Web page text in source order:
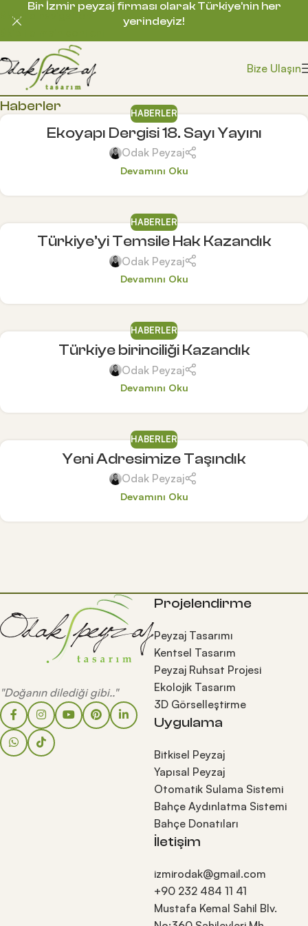
Skip to navigation
Bize Ulaşın
Haberler HABERLER
Ekoyapı Dergisi 18. Sayı Yayını
Odak Peyzaj
Devamını Oku
HABERLER
Türkiye’yi Temsile Hak Kazandık
Odak Peyzaj
Devamını Oku
HABERLER
Türkiye birinciliği Kazandık
Odak Peyzaj
Devamını Oku
HABERLER
Yeni Adresimize Taşındık
Odak Peyzaj
Devamını Oku
"Doğanın dilediği gibi.."
Projelendirme
Peyzaj Tasarımı
Kentsel Tasarım
Peyzaj Ruhsat Projesi
Ekolojik Tasarım
3D Görselleştirme
Uygulama
Bitkisel Peyzaj
Yapısal Peyzaj
Otomatik Sulama Sistemi
Bahçe Aydınlatma Sistemi
Bahçe Donatıları
İletişim
izmirodak@gmail.com
+90 232 484 11 41
Mustafa Kemal Sahil Blv.
Bir İzmir peyzaj firması olarak Türkiye’nin her
yerindeyiz!